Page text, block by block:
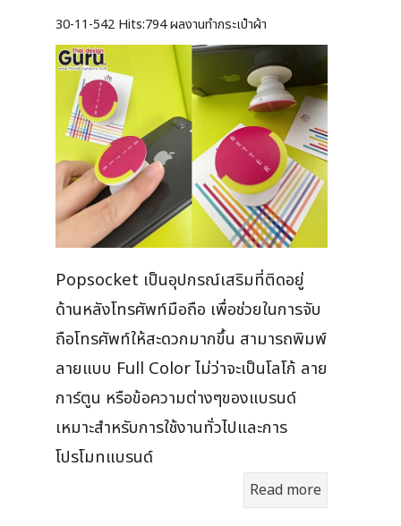
30-11-542 Hits:794 ผลงานทำกระเป๋าผ้า
Popsocket เป็นอุปกรณ์เสริมที่ติดอยู่
ด้านหลังโทรศัพท์มือถือ เพื่อช่วยในการจับ
ถือโทรศัพท์ให้สะดวกมากขึ้น สามารถพิมพ์
ลายแบบ Full Color ไม่ว่าจะเป็นโลโก้ ลาย
การ์ตูน หรือข้อความต่างๆของแบรนด์
เหมาะสำหรับการใช้งานทั่วไปและการ
โปรโมทแบรนด์
Read more